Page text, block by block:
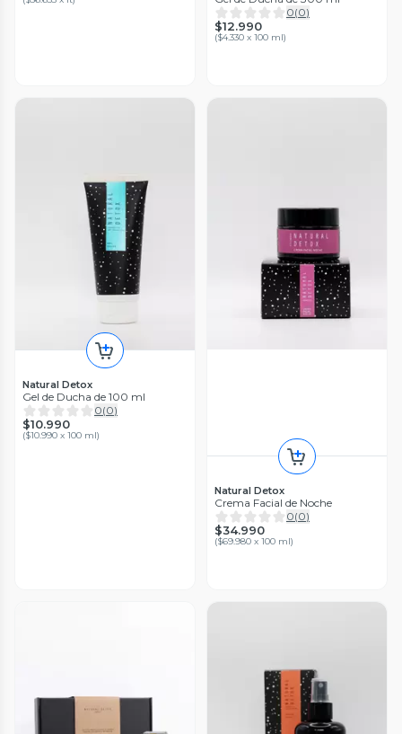
0(0)
$12.990
($4.330 x 100 ml)
Natural Detox
Gel de Ducha de 100 ml
0(0)
$10.990
($10.990 x 100 ml)
Natural Detox
Crema Facial de Noche
0(0)
$34.990
($69.980 x 100 ml)